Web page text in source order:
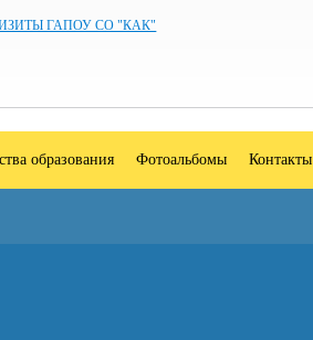
ГАПОУ СО "КАК"
образования Фотоальбомы Контакты